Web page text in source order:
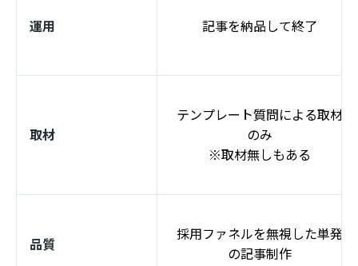
運用 記事を納品して終了
取材
テンプレート質問による取材
のみ
※取材無しもある
品質
採用ファネルを無視した単発
の記事制作